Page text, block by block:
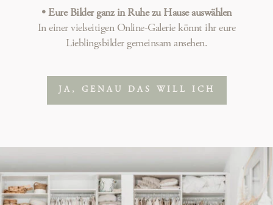
•Eure Bilder ganz in Ruhe zu Hause auswählen
In einer vielseitigen Online-Galerie könnt ihr eure
Lieblingsbilder gemeinsam ansehen.
JA, GENAU DAS WILL ICH